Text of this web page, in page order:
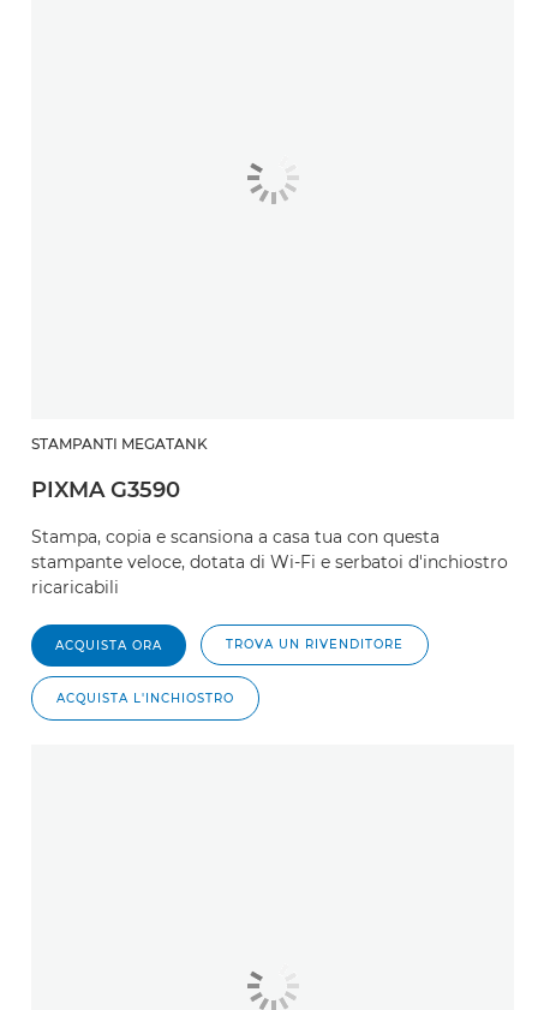
STAMPANTI MEGATANK
PIXMA G3590
Stampa, copia e scansiona a casa tua con questa
stampante veloce, dotata di Wi-Fi e serbatoi d'inchiostro
ricaricabili
ACQUISTA ORA TROVA UN RIVENDITORE
ACQUISTA L'INCHIOSTRO